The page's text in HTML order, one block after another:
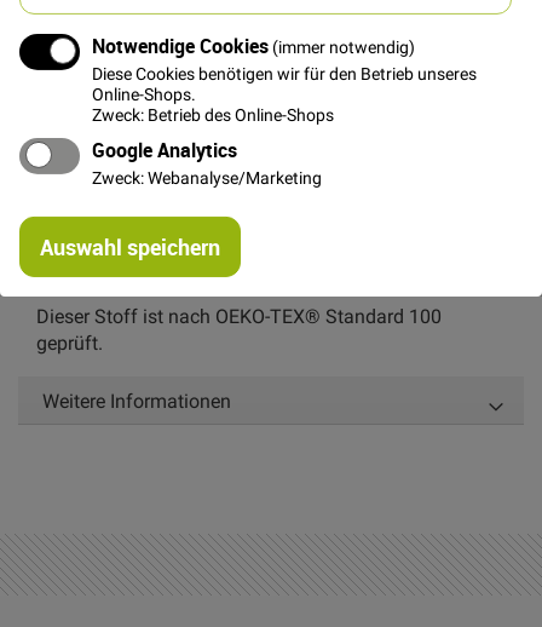
Notwendige Cookies (immer notwendig)
Diese Cookies benötigen wir für den Betrieb unseres
Online-Shops.
Zweck: Betrieb des Online-Shops
Google Analytics
Zweck: Webanalyse/Marketing
Auswahl speichern
Details
Dieser wunderschöne, leicht fallende Uni Stoff von Stof
unterschiedliche Farben (Blau und Grau) haben
changiert dieser Stoff leicht in seiner Oberfläche. Er ist
super geeignet für Bekleidung und für Patchwork.
Dieser Stoff ist nach OEKO-TEX® Standard 100
geprüft.
Weitere Informationen